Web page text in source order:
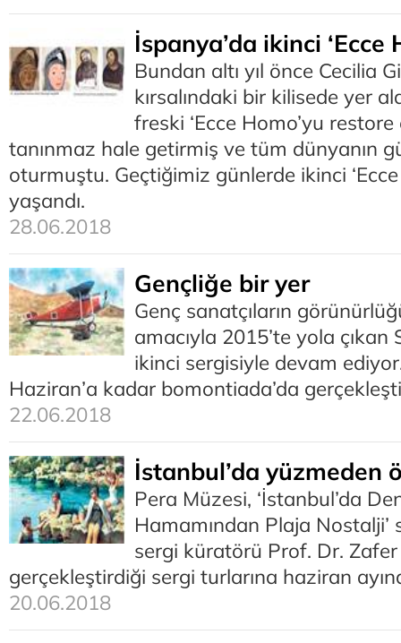
İspanya’da ikinci ‘Ecce
Bundan altı yıl önce Cecilia
kırsalındaki bir kilisede yer
freski ‘Ecce Homo’yu
tanınmaz hale getirmiş ve tüm dünyanın
oturmuştu. Geçtiğimiz günlerde ikinci ‘Ecce
yaşandı.
28.06.2018
Gençliğe bir yer
Genç sanatçıların
amacıyla 2015’te yola çıkan
ikinci sergisiyle devam
Haziran’a kadar bomontiada’da
22.06.2018
İstanbul’da yüzmeden
Pera Müzesi, ‘İstanbul’da
Hamamından Plaja Nostalji’
sergi küratörü Prof. Dr.
gerçekleştirdiği sergi turlarına haziran
20.06.2018